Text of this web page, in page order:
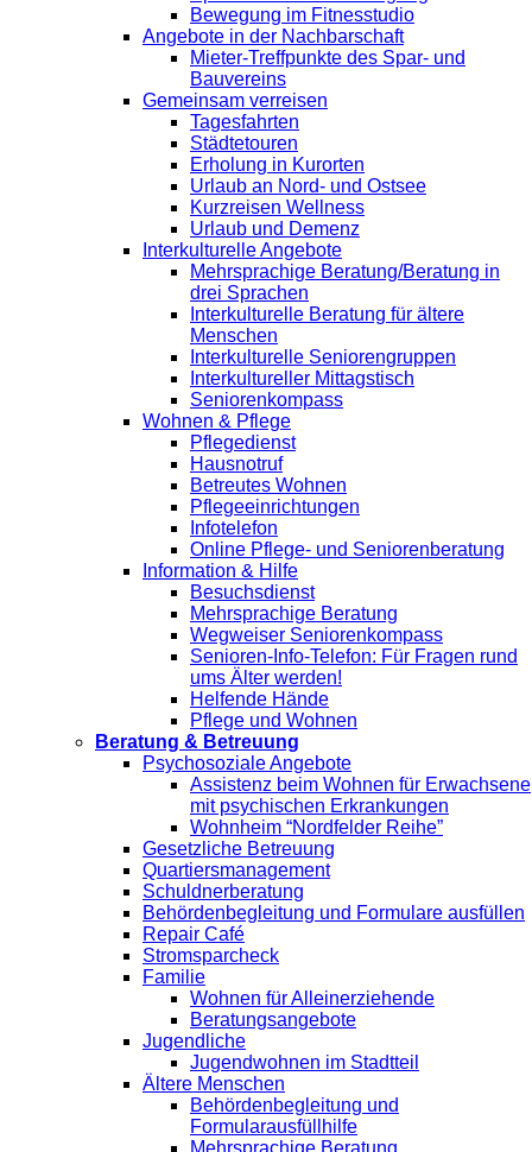
Bewegung im Fitnesstudio
Angebote in der Nachbarschaft
Mieter-Treffpunkte des Spar- und
Bauvereins
Gemeinsam verreisen
Tagesfahrten
Städtetouren
Erholung in Kurorten
Urlaub an Nord- und Ostsee
Kurzreisen Wellness
Urlaub und Demenz
Interkulturelle Angebote
Mehrsprachige Beratung/Beratung in
drei Sprachen
Interkulturelle Beratung für ältere
Menschen
Interkulturelle Seniorengruppen
Interkultureller Mittagstisch
Seniorenkompass
Wohnen & Pflege
Pflegedienst
Hausnotruf
Betreutes Wohnen
Pflegeeinrichtungen
Infotelefon
Online Pflege- und Seniorenberatung
Information & Hilfe
Besuchsdienst
Mehrsprachige Beratung
Wegweiser Seniorenkompass
Senioren-Info-Telefon: Für Fragen rund
ums Älter werden!
Helfende Hände
Pflege und Wohnen
Beratung & Betreuung
Psychosoziale Angebote
Assistenz beim Wohnen für Erwachsene
mit psychischen Erkrankungen
Wohnheim “Nordfelder Reihe”
Gesetzliche Betreuung
Quartiersmanagement
Schuldnerberatung
Behördenbegleitung und Formulare ausfüllen
Repair Café
Stromsparcheck
Familie
Wohnen für Alleinerziehende
Beratungsangebote
Jugendliche
Jugendwohnen im Stadtteil
Ältere Menschen
Behördenbegleitung und
Formularausfüllhilfe
Mehrsprachige Beratung